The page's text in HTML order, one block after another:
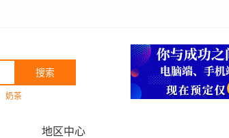
搜索
奶茶
地区中心